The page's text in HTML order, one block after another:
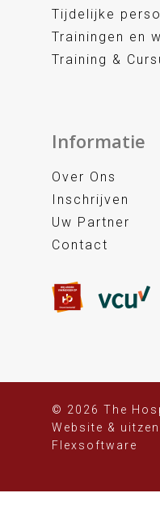
Tijdelijke
Trainingen en
Training &
Informatie
Over Ons
Inschrijven
Uw Partner
Contact
© 2026 The
Website &
Flexsoftware